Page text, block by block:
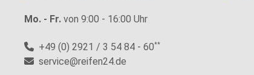
Mo. - Fr. von 9:00 - 16:00 Uhr
+49 (0) 2921 / 3 54 84 - 60**
service@reifen24.de